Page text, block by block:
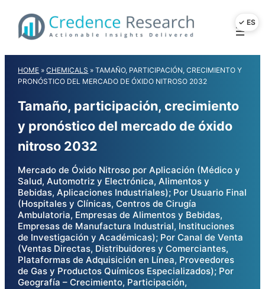
content
HOME »CHEMICALS »TAMAÑO, PARTICIPACIÓN, CRECIMIENTO Y
PRONÓSTICO DEL MERCADO DE ÓXIDO NITROSO 2032
Tamaño, participación, crecimiento
y pronóstico del mercado de óxido
nitroso 2032
Mercado de Óxido Nitroso por Aplicación (Médico y
Salud, Automotriz y Electrónica, Alimentos y
Bebidas, Aplicaciones Industriales); Por Usuario Final
(Hospitales y Clínicas, Centros de Cirugía
Ambulatoria, Empresas de Alimentos y Bebidas,
Empresas de Manufactura Industrial, Instituciones
de Investigación y Académicas); Por Canal de Venta
(Ventas Directas, Distribuidores y Comerciantes,
Plataformas de Adquisición en Línea, Proveedores
de Gas y Productos Químicos Especializados); Por
Geografía – Crecimiento, Participación,